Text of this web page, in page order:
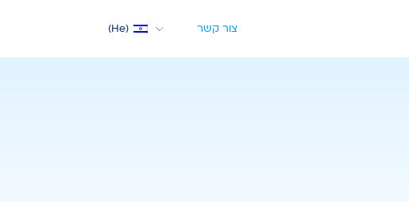
He צור קשר